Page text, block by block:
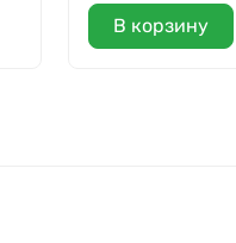
В корзину